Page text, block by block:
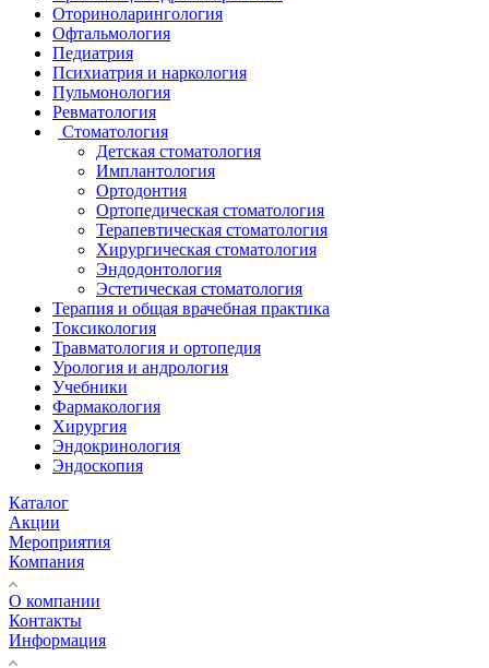
Оториноларингология
Офтальмология
Педиатрия
Психиатрия и наркология
Пульмонология
Ревматология
Стоматология
Детская стоматология
Имплантология
Ортодонтия
Ортопедическая стоматология
Терапевтическая стоматология
Хирургическая стоматология
Эндодонтология
Эстетическая стоматология
Терапия и общая врачебная практика
Токсикология
Травматология и ортопедия
Урология и андрология
Учебники
Фармакология
Хирургия
Эндокринология
Эндоскопия
Каталог
Акции
Мероприятия
Компания
О компании
Контакты
Информация